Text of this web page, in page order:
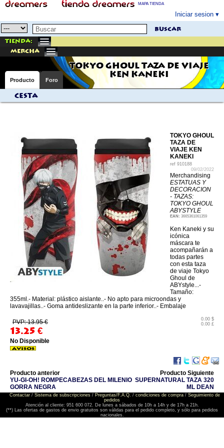
MAPA TIENDA
Iniciar sesion
buscar
Tienda:
mercha
TOKYO GHOUL TAZA DE VIAJE
KEN KANEKI
Producto Foro
Cesta
TOKYO GHOUL
TAZA DE
VIAJE KEN
KANEKI
ref 910188
09/02/2022
Merchandising
ESTATUAS Y
DECORACION
- TAZAS:
TOKYO GHOUL
ABYSTYLE
EAN: 3665361061359
Ken Kaneki y su
icónica
máscara te
acompañarán a
todas partes
con esta taza
de viaje Tokyo
Ghoul de
ABYstyle...-
Tamaño:
355ml.- Material: plástico aislante..- No apto para microondas y
lavavajillas..- Goma antideslizante en la parte inferior..- Embalaje
PVP: 13.95 €
13.25 €
0.00 $
0.00 £
No Disponible
Producto anterior
YU-GI-OH! ROMPECABEZAS DEL MILENIO
GORRA NEGRA
Producto Siguiente
SUPERNATURAL TAZA 320
ML DEAN
Contactar/ Sistema de subscripciones/ Preguntas/F.A.Q. / condiciones de compra/ Seguimiento de
pedidos
Atención al cliente: 951 600 072. De lunes a sábados de 10h a 14h y de 17h a 21h.
(**) Las ofertas de gastos de envio gratuitos son válidas para el pedido completo, y sólo para pedidos
nacionales.